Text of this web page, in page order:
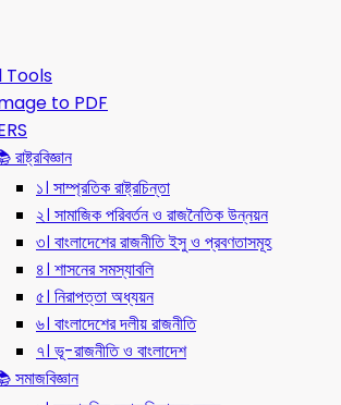
Tools
to PDF
রাষ্ট্রবিজ্ঞান
১। সাম্প্রতিক রাষ্ট্রচিন্তা
২। সামাজিক পরিবর্তন ও রাজনৈতিক উন্নয়ন
৩। বাংলাদেশের রাজনীতি ইসু ও প্রবণতাসমূহ
৪। শাসনের সমস্যাবলি
৫। নিরাপত্তা অধ্যয়ন
৬। বাংলাদেশের দলীয় রাজনীতি
৭। ভূ-রাজনীতি ও বাংলাদেশ
সমাজবিজ্ঞান